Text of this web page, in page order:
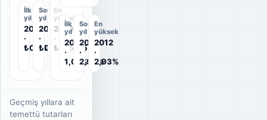
İlk
yıl
2010
·
₺0,2465
Son
yıl
2012
·
₺0,1284
En
yüksek
2010
·
₺0,2465
İlk
yıl
2010
·
1,02%
Son
yıl
2012
·
2,93%
En
yüksek
2012
·
2,93%
Geçmiş yıllara ait
temettü tutarları